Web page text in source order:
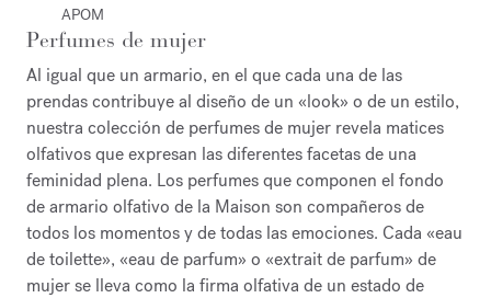
APOM
Perfumes de mujer
Al igual que un armario, en el que cada una de las
prendas contribuye al diseño de un «look» o de un estilo,
nuestra colección de perfumes de mujer revela matices
olfativos que expresan las diferentes facetas de una
feminidad plena. Los perfumes que componen el fondo
de armario olfativo de la Maison son compañeros de
todos los momentos y de todas las emociones. Cada «eau
de toilette», «eau de parfum» o «extrait de parfum» de
mujer se lleva como la firma olfativa de un estado de